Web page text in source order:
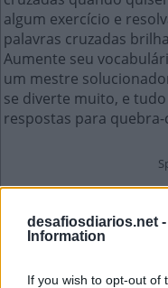
desafiosdiarios.net -
Information
If you wish to opt-out of
algum exercício e
palavras cruzadas
Aumente seu
um mestre
se diverte muito, e
respostas para